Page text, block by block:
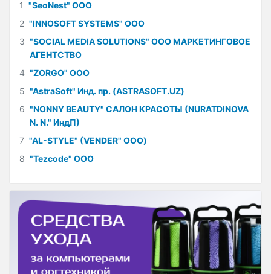
1 "SeoNest" ООО
2 "INNOSOFT SYSTEMS" ООО
3 "SOCIAL MEDIA SOLUTIONS" ООО МАРКЕТИНГОВОЕ
АГЕНТСТВО
4 "ZORGO" ООО
5 "AstraSoft" Инд. пр. (ASTRASOFT.UZ)
6 "NONNY BEAUTY" САЛОН КРАСОТЫ (NURATDINOVA
N. N." ИндП)
7 "AL-STYLE" (VENDER" ООО)
8 "Tezcode" ООО